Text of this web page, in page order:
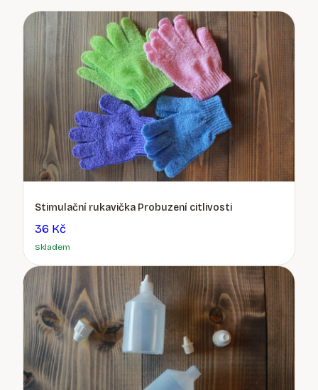
Stimulační rukavička Probuzení citlivosti
36 Kč
Skladem